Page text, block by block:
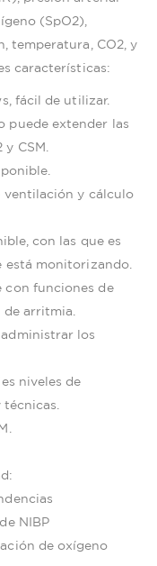
(SpO2),
temperatura, CO2, y
características:
fácil de utilizar.
puede extender las
CSM.
ventilación y cálculo
con las que es
está monitorizando.
con funciones de
arritmia.
los
niveles de
NIBP
de oxígeno